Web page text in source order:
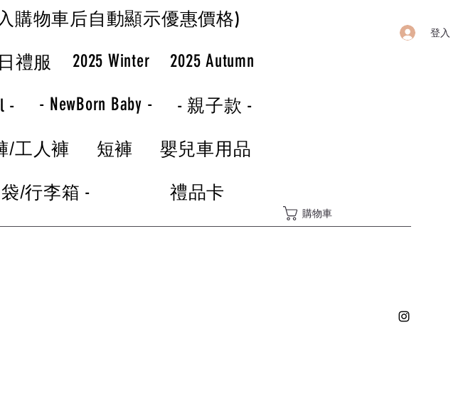
登入
購物車后自動顯示優惠價格)
禮服 2025 Winter 2025 Autumn
- - NewBorn Baby - - 親子款 -
/工人褲 短褲 嬰兒車用品
/行李箱 - 禮品卡
購物車